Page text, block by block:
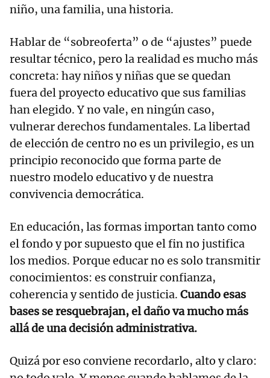
niño, una familia, una historia.
Hablar de “sobreoferta” o de “ajustes” puede
resultar técnico, pero la realidad es mucho más
concreta: hay niños y niñas que se quedan
fuera del proyecto educativo que sus familias
han elegido. Y no vale, en ningún caso,
vulnerar derechos fundamentales. La libertad
de elección de centro no es un privilegio, es un
principio reconocido que forma parte de
nuestro modelo educativo y de nuestra
convivencia democrática.
En educación, las formas importan tanto como
el fondo y por supuesto que el fin no justifica
los medios. Porque educar no es solo transmitir
conocimientos: es construir confianza,
coherencia y sentido de justicia. Cuando esas
bases se resquebrajan, el daño va mucho más
allá de una decisión administrativa.
Quizá por eso conviene recordarlo, alto y claro: